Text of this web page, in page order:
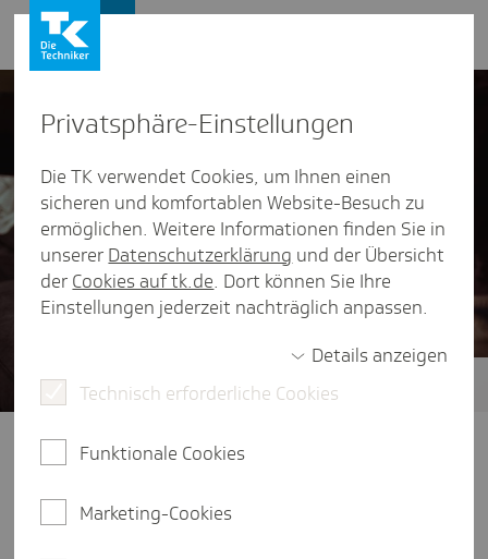
Dafür braucht es eine
medizinischen Anliegens, eine
Zukunft der ambulanten Versorgung
Privat­sphäre-Einstel­lungen
Die TK verwendet Cookies, um Ihnen einen
sicheren und komfortablen Website-Besuch zu
ermöglichen. Weitere Informationen finden Sie in
unserer Datenschutzerklärung und der Übersicht
der Cookies auf tk.de. Dort können Sie Ihre
Einstellungen jederzeit nachträglich anpassen.
Details anzeigen
Technisch erforderliche Cookies
Funktionale Cookies
Marketing-Cookies